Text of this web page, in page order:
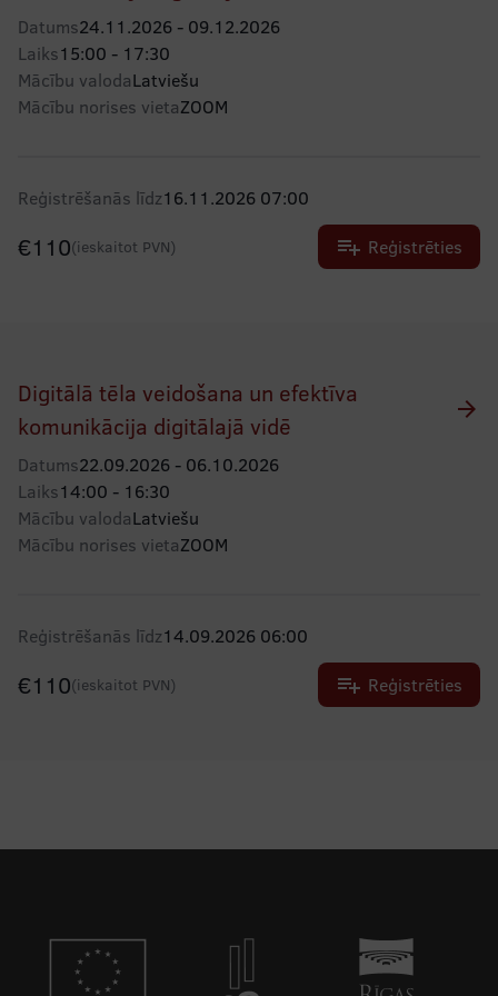
Datums24.11.2026 - 09.12.2026
Laiks15:00 - 17:30
Mācību valodaLatviešu
Mācību norises vietaZOOM
Reģistrēšanās līdz16.11.2026 07:00
€110(ieskaitot PVN) playlist_add Reģistrēties
Digitālā tēla veidošana un efektīva
komunikācija digitālajā vidē
arrow_forward
Datums22.09.2026 - 06.10.2026
Laiks14:00 - 16:30
Mācību valodaLatviešu
Mācību norises vietaZOOM
Reģistrēšanās līdz14.09.2026 06:00
€110(ieskaitot PVN) playlist_add Reģistrēties